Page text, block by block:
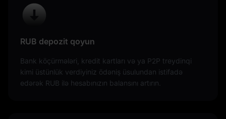
RUB depozit qoyun
Bank köçürmələri, kredit kartları və ya P2P treydinqi
kimi üstünlük verdiyiniz ödəniş üsulundan istifadə
edərək RUB ilə hesabınızın balansını artırın.